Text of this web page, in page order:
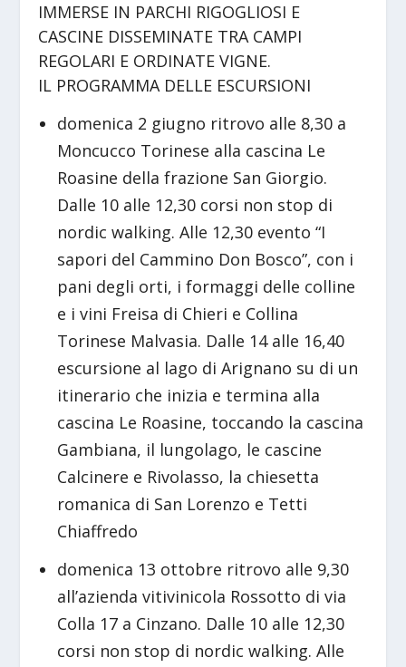
IMMERSE IN PARCHI RIGOGLIOSI E
CASCINE DISSEMINATE TRA CAMPI
REGOLARI E ORDINATE VIGNE.
IL PROGRAMMA DELLE ESCURSIONI
domenica 2 giugno ritrovo alle 8,30 a
Moncucco Torinese alla cascina Le
Roasine della frazione San Giorgio.
Dalle 10 alle 12,30 corsi non stop di
nordic walking. Alle 12,30 evento “I
sapori del Cammino Don Bosco”, con i
pani degli orti, i formaggi delle colline
e i vini Freisa di Chieri e Collina
Torinese Malvasia. Dalle 14 alle 16,40
escursione al lago di Arignano su di un
itinerario che inizia e termina alla
cascina Le Roasine, toccando la cascina
Gambiana, il lungolago, le cascine
Calcinere e Rivolasso, la chiesetta
romanica di San Lorenzo e Tetti
Chiaffredo
domenica 13 ottobre ritrovo alle 9,30
all’azienda vitivinicola Rossotto di via
Colla 17 a Cinzano. Dalle 10 alle 12,30
corsi non stop di nordic walking. Alle